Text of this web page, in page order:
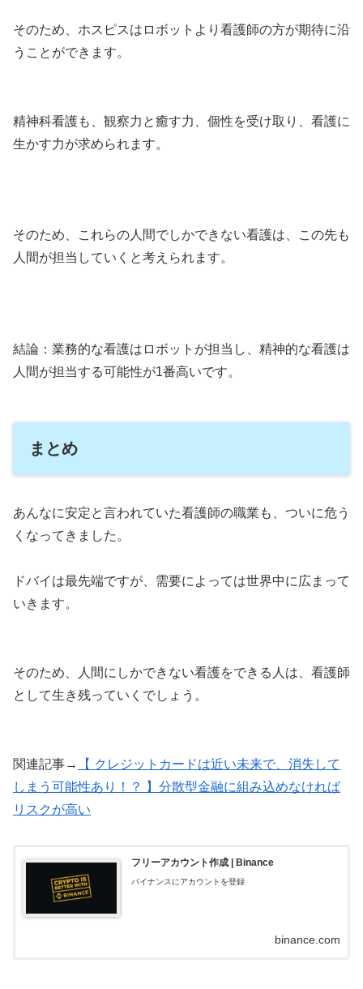
そのため、ホスピスはロボットより看護師の方が期待に沿
うことができます。
精神科看護も、観察力と癒す力、個性を受け取り、看護に
生かす力が求められます。
そのため、これらの人間でしかできない看護は、この先も
人間が担当していくと考えられます。
結論：業務的な看護はロボットが担当し、精神的な看護は
人間が担当する可能性が1番高いです。
まとめ
あんなに安定と言われていた看護師の職業も、ついに危う
くなってきました。
ドバイは最先端ですが、需要によっては世界中に広まって
いきます。
そのため、人間にしかできない看護をできる人は、看護師
として生き残っていくでしょう。
関連記事→
【 クレジットカードは近い未来で、消失して
しまう可能性あり！？ 】分散型金融に組み込めなければ
リスクが高い
フリーアカウント作成 | Binance
バイナンスにアカウントを登録
binance.com